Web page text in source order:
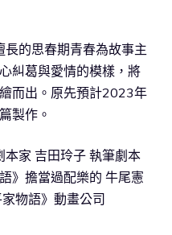
長的思春期青春為故事主
糾葛與愛情的模樣，將
而出。原先預計2023年
製作。
本家 吉田玲子 執筆劇本
》擔當過配樂的 牛尾憲
物語》動畫公司